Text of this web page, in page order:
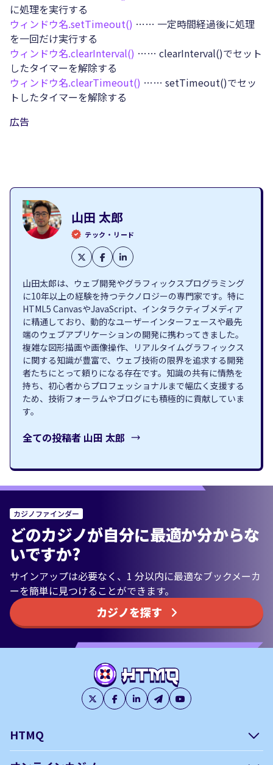
に処理を実行する
ウィンドウ名.setTimeout() …… 一定時間経過後に処理
を一回だけ実行する
ウィンドウ名.clearInterval() …… clearInterval()でセット
したタイマーを解除する
ウィンドウ名.clearTimeout() …… setTimeout()でセッ
トしたタイマーを解除する
広告
山田 太郎
テック・リード
山田太郎は、ウェブ開発やグラフィックスプログラミング
に10年以上の経験を持つテクノロジーの専門家です。特に
HTML5 CanvasやJavaScript、インタラクティブメディア
に精通しており、動的なユーザーインターフェースや最先
端のウェブアプリケーションの開発に携わってきました。
複雑な図形描画や画像操作、リアルタイムグラフィックス
に関する知識が豊富で、ウェブ技術の限界を追求する開発
者たちにとって頼りになる存在です。知識の共有に情熱を
持ち、初心者からプロフェッショナルまで幅広く支援する
ため、技術フォーラムやブログにも積極的に貢献していま
す。
全ての投稿者 山田 太郎
カジノファインダー
どのカジノが自分に最適か分からな
いですか?
サインアップは必要なく、1 分以内に最適なブックメーカ
ーを簡単に見つけることができます。
カジノを探す
HTMQ